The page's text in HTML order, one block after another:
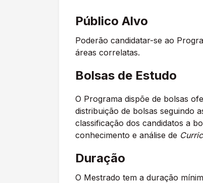
Público Alvo
Poderão candidatar-se ao
áreas correlatas.
Bolsas de Estudo
O Programa dispõe de bolsas
distribuição de bolsas seguindo
classificação dos candidatos a
conhecimento e análise de
Duração
O Mestrado tem a duração